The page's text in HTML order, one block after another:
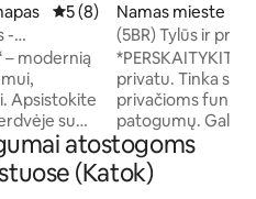
Vidutinis įvertinimas: 5 iš
5 (8)
-
– modernią
su
Namas mieste
atik
(5BR) Tylūs ir
*PERSKAITYKITE
privatu. Tinka
privačioms
patogumų. Galimas paėmimas ir
išlaipinimas oro uoste.
nurodykite tikslų
galėtume
atostogoms
(Katok)